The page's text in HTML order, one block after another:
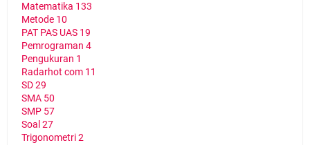
Matematika 133
Metode 10
PAT PAS UAS 19
Pemrograman 4
Pengukuran 1
Radarhot com 11
SD29
SMA 50
SMP 57
Soal 27
Trigonometri2